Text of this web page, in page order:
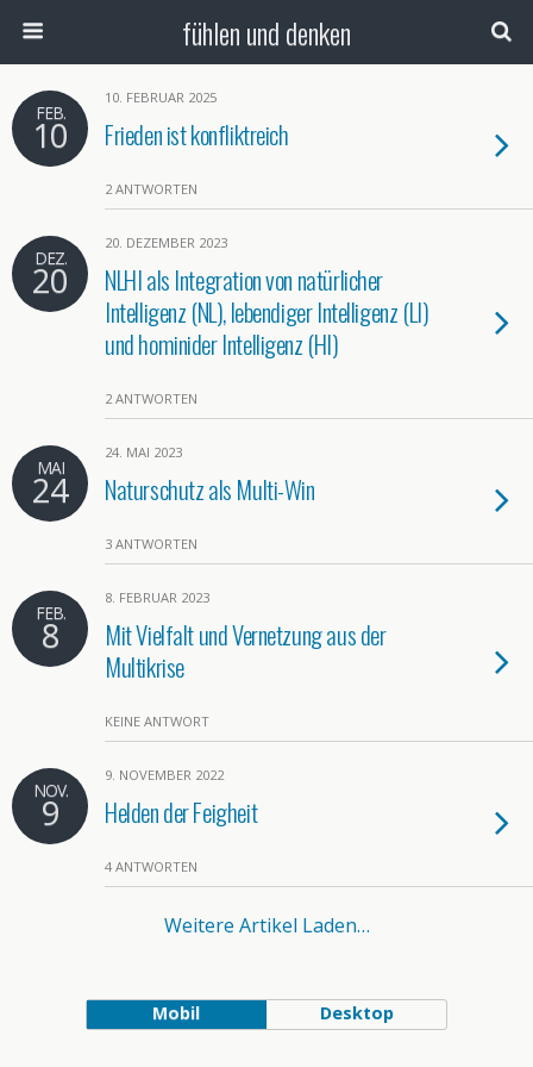
fühlen und denken
FEB.
10
10. FEBRUAR 2025
Frieden ist konfliktreich
2 ANTWORTEN
DEZ.
20
20. DEZEMBER 2023
NLHI als Integration von natürlicher
Intelligenz (NL), lebendiger Intelligenz (LI)
und hominider Intelligenz (HI)
2 ANTWORTEN
MAI
24
24. MAI 2023
Naturschutz als Multi-Win
3 ANTWORTEN
FEB.
8
8. FEBRUAR 2023
Mit Vielfalt und Vernetzung aus der
Multikrise
KEINE ANTWORT
NOV.
9
9. NOVEMBER 2022
Helden der Feigheit
4 ANTWORTEN
Weitere Artikel Laden…
Mobil Desktop